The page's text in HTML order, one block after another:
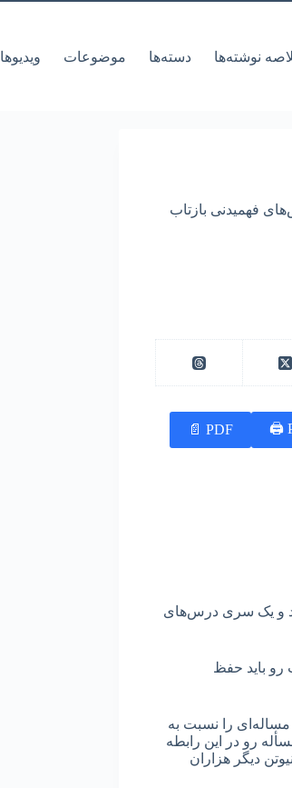
نوشته‌ها دسته‌ها موضوعات ویدیوها
فهمیدنی بازتاب
PDF 📄
و یک سری درس‌های
باید حفظ
مساله‌ای را نسبت به
رو در این رابطه
دیگر هزاران